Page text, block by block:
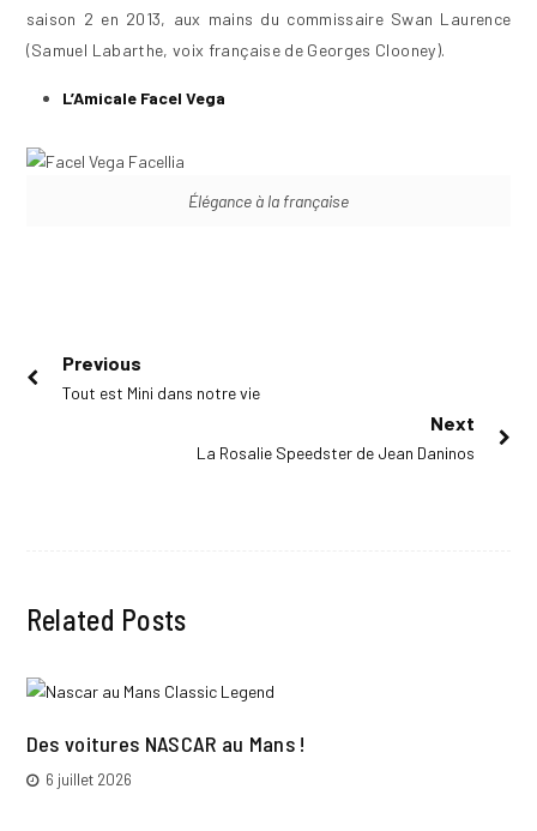
saison 2 en 2013, aux mains du commissaire Swan Laurence
(Samuel Labarthe, voix française de Georges Clooney).
L’Amicale Facel Vega
Élégance à la française
Navigation
Previous
Previous
Tout est Mini dans notre vie
Next
Next
La Rosalie Speedster de Jean Daninos
Related Posts
Des voitures NASCAR au Mans !
6 juillet 2026